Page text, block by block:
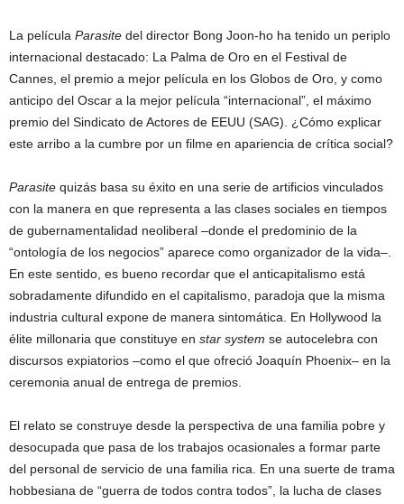
La película Parasite del director Bong Joon-ho ha tenido un periplo
internacional destacado: La Palma de Oro en el Festival de
Cannes, el premio a mejor película en los Globos de Oro, y como
anticipo del Oscar a la mejor película “internacional”, el máximo
premio del Sindicato de Actores de EEUU (SAG). ¿Cómo explicar
este arribo a la cumbre por un filme en apariencia de crítica social?
Parasite quizás basa su éxito en una serie de artificios vinculados
con la manera en que representa a las clases sociales en tiempos
de gubernamentalidad neoliberal –donde el predominio de la
“ontología de los negocios” aparece como organizador de la vida­–.
En este sentido, es bueno recordar que el anticapitalismo está
sobradamente difundido en el capitalismo, paradoja que la misma
industria cultural expone de manera sintomática. En Hollywood la
élite millonaria que constituye en star system se autocelebra con
discursos expiatorios –como el que ofreció Joaquín Phoenix– en la
ceremonia anual de entrega de premios.
El relato se construye desde la perspectiva de una familia pobre y
desocupada que pasa de los trabajos ocasionales a formar parte
del personal de servicio de una familia rica. En una suerte de trama
hobbesiana de “guerra de todos contra todos”, la lucha de clases